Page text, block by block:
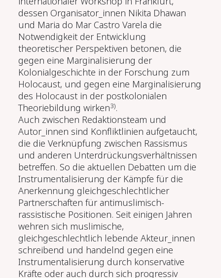
dessen Organisator_innen Nikita Dhawan
und Maria do Mar Castro Varela die
Notwendigkeit der Entwicklung
theoretischer Perspektiven betonen, die
gegen eine Marginalisierung der
Kolonialgeschichte in der Forschung zum
Holocaust, und gegen eine Marginalisierung
des Holocaust in der postkolonialen
Theoriebildung wirken3).
Auch zwischen Redaktionsteam und
Autor_innen sind Konfliktlinien aufgetaucht,
die die Verknüpfung zwischen Rassismus
und anderen Unterdrückungsverhältnissen
betreffen. So die aktuellen Debatten um die
Instrumentalisierung der Kämpfe für die
Anerkennung gleichgeschlechtlicher
Partnerschaften für antimuslimisch-
rassistische Positionen. Seit einigen Jahren
wehren sich muslimische,
gleichgeschlechtlich lebende Akteur_innen
schreibend und handelnd gegen eine
Instrumentalisierung durch konservative
Kräfte oder auch durch sich progressiv